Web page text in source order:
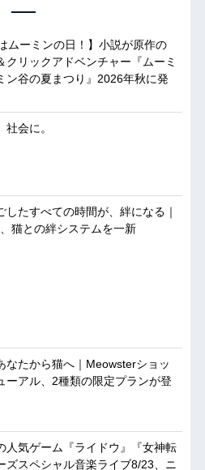
ムーミンの日！】小説が原作の
クリックアドベンチャー『ムーミ
ン谷の夏まつり』2026年秋に発
会に。
したすべての時間が、絆になる｜
猫との絆システムを一新
なたから猫へ｜Meowsterショッ
ーアル、2種類の限定プランが登
人気ゲーム『ライドウ』『女神転
ズスペシャル音楽ライブ8/23、ニ